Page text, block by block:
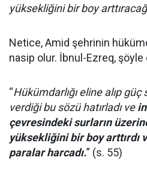
yüksekliğini bir boy
Netice, Amid şehrinin
nasip olur. İbnul-Ezreq,
“Hükümdarlığı eline alıp
verdiği bu sözü hatırladı ve
çevresindeki surların
yüksekliğini bir boy arttırdı
paralar harcadı.” (s. 55)